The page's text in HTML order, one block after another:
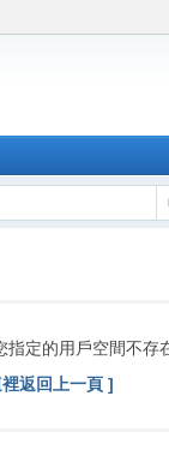
指定的用戶空間不存
返回上一頁 ]